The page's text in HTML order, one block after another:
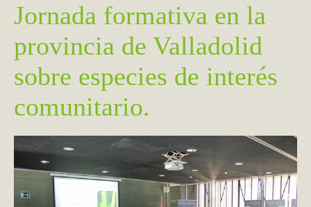
Jornada formativa en la
provincia de Valladolid
sobre especies de interés
comunitario.